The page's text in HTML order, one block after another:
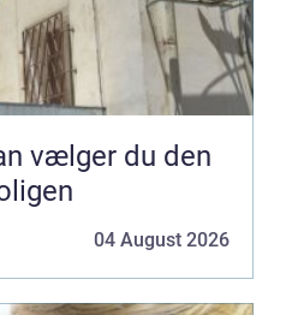
04 August 2026